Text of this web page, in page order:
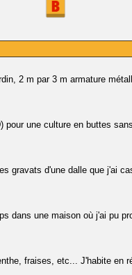
2 m par 3 m armature
pour une culture en buttes
gravats d'une dalle que j'ai
dans une maison où j'ai pu
fraises, etc... J'habite en